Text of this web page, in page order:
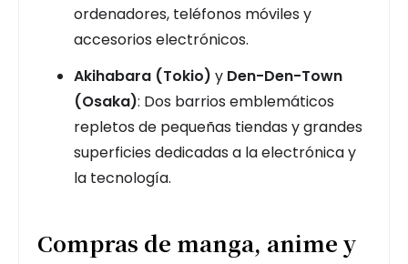
ordenadores, teléfonos móviles y
accesorios electrónicos.
Akihabara (Tokio) y Den-Den-Town
(Osaka): Dos barrios emblemáticos
repletos de pequeñas tiendas y grandes
superficies dedicadas a la electrónica y
la tecnología.
Compras de manga, anime y